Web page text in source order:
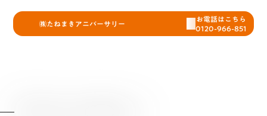
㈱たねまきアニバーサリー お電話はこちら
0120-966-851